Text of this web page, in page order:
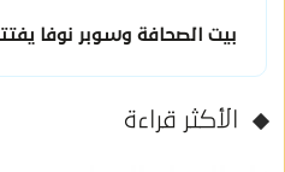
بيت الصحافة وسوبر نوفا
الأكثر قراءة